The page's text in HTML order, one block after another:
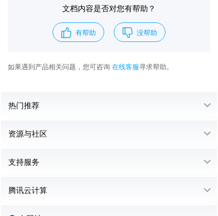
文档内容是否对您有帮助？
有帮助 没帮助
如果遇到产品相关问题，您可咨询 在线客服寻求帮助。
热门推荐
资源与社区
支持服务
腾讯云计算